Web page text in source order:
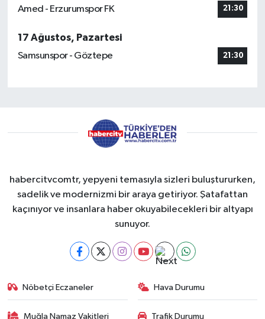
Amed - Erzurumspor FK 21:30
17 Ağustos, Pazartesi
Samsunspor - Göztepe
21:30
habercitvcomtr, yepyeni temasıyla sizleri buluştururken,
sadelik ve modernizmi bir araya getiriyor. Şatafattan
kaçınıyor ve insanlara haber okuyabilecekleri bir altyapı
sunuyor.
Nöbetçi Eczaneler Hava Durumu
Muğla Namaz Vakitleri Trafik Durumu